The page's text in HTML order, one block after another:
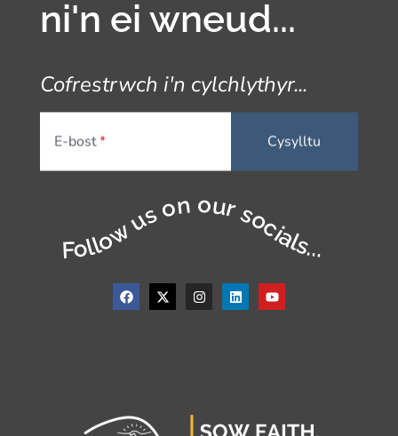
ni'n ei wneud...
Cofrestrwch i'n cylchlythyr...
E-bost
Follow us on our socials...